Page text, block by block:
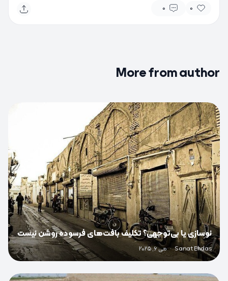
0
0
More from author
0
نوسازی یا بی‌توجهی؟ تکلیف بافت‌های فرسوده روشن نیست
Sanat Ehdas
· می 6, 2025